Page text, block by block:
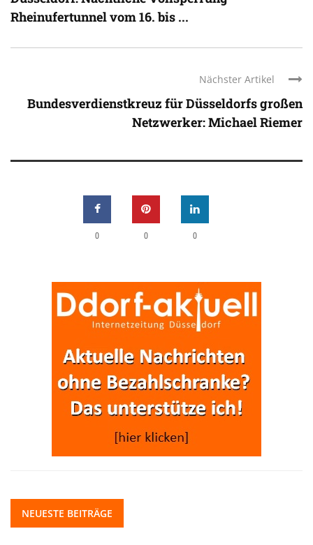
Rheinufertunnel vom 16. bis ...
Nächster Artikel
Bundesverdienstkreuz für Düsseldorfs großen
Netzwerker: Michael Riemer
0 0 0
NEUESTE BEITRÄGE